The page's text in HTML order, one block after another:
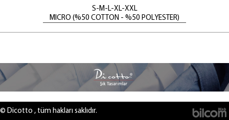
S-M-L-XL-XXL
MICRO (%50 COTTON - %50 POLYESTER)
© Dicotto , tüm hakları saklıdır.